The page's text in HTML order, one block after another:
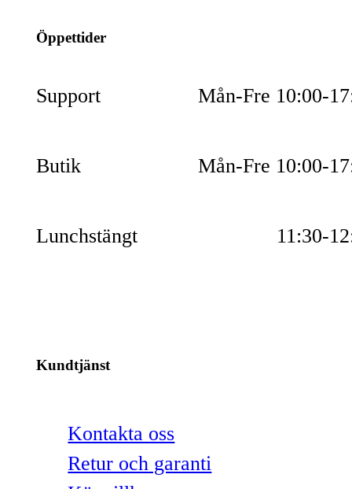
Öppettider
Support Mån-Fre 10:00-
Butik Mån-Fre 10:00-
Lunchstängt 11:30-
Kundtjänst
Kontakta oss
Retur och garanti